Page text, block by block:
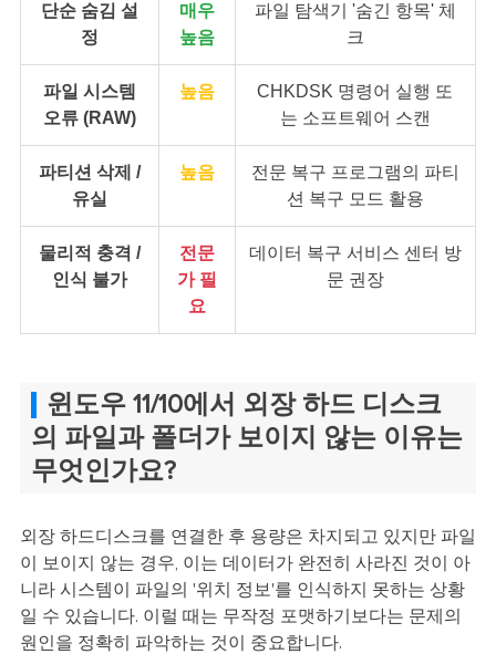
단순 숨김 설
정
매우
높음
파일 탐색기 '숨긴 항목' 체
크
파일 시스템
오류 (RAW)
높음
CHKDSK 명령어 실행 또
는 소프트웨어 스캔
파티션 삭제 /
유실
높음
전문 복구 프로그램의 파티
션 복구 모드 활용
물리적 충격 /
인식 불가
전문
가 필
요
데이터 복구 서비스 센터 방
문 권장
윈도우 11/10에서 외장 하드 디스크
의 파일과 폴더가 보이지 않는 이유는
무엇인가요?
외장 하드디스크를 연결한 후 용량은 차지되고 있지만 파일
이 보이지 않는 경우, 이는 데이터가 완전히 사라진 것이 아
니라 시스템이 파일의 '위치 정보'를 인식하지 못하는 상황
일 수 있습니다. 이럴 때는 무작정 포맷하기보다는 문제의
원인을 정확히 파악하는 것이 중요합니다.